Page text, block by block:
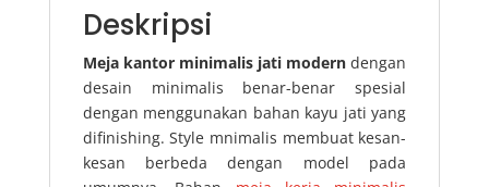
Deskripsi
Meja kantor minimalis jati modern dengan
desain minimalis benar-benar spesial
dengan menggunakan bahan kayu jati yang
difinishing. Style mnimalis membuat kesan-
kesan berbeda dengan model pada